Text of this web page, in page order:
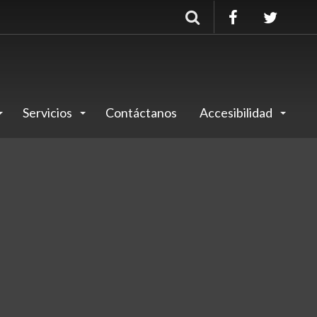
Servicios Contáctanos Accesibilidad